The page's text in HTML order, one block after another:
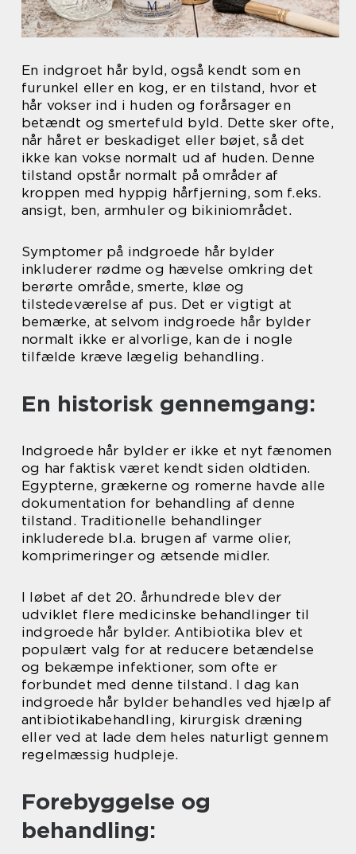
En indgroet hår byld, også kendt som en
furunkel eller en kog, er en tilstand, hvor et
hår vokser ind i huden og forårsager en
betændt og smertefuld byld. Dette sker ofte,
når håret er beskadiget eller bøjet, så det
ikke kan vokse normalt ud af huden. Denne
tilstand opstår normalt på områder af
kroppen med hyppig hårfjerning, som f.eks.
ansigt, ben, armhuler og bikiniområdet.
Symptomer på indgroede hår bylder
inkluderer rødme og hævelse omkring det
berørte område, smerte, kløe og
tilstedeværelse af pus. Det er vigtigt at
bemærke, at selvom indgroede hår bylder
normalt ikke er alvorlige, kan de i nogle
tilfælde kræve lægelig behandling.
En historisk gennemgang:
Indgroede hår bylder er ikke et nyt fænomen
og har faktisk været kendt siden oldtiden.
Egypterne, grækerne og romerne havde alle
dokumentation for behandling af denne
tilstand. Traditionelle behandlinger
inkluderede bl.a. brugen af varme olier,
komprimeringer og ætsende midler.
I løbet af det 20. århundrede blev der
udviklet flere medicinske behandlinger til
indgroede hår bylder. Antibiotika blev et
populært valg for at reducere betændelse
og bekæmpe infektioner, som ofte er
forbundet med denne tilstand. I dag kan
indgroede hår bylder behandles ved hjælp af
antibiotikabehandling, kirurgisk dræning
eller ved at lade dem heles naturligt gennem
regelmæssig hudpleje.
Forebyggelse og
behandling: